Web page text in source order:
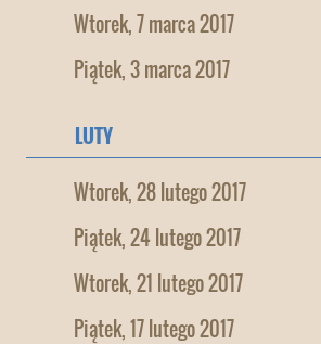
Wtorek, 7 marca 2017
Piątek, 3 marca 2017
LUTY
Wtorek, 28 lutego 2017
Piątek, 24 lutego 2017
Wtorek, 21 lutego 2017
Piątek, 17 lutego 2017